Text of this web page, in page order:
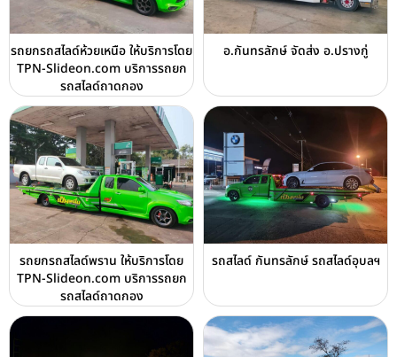
รถยกรถสไลด์ห้วยเหนือ ให้บริการโดย
TPN-Slideon.com บริการรถยก
รถสไลด์ถาดกอง
อ.กันทรลักษ์ จัดส่ง อ.ปรางกู่
รถยกรถสไลด์พราน ให้บริการโดย
TPN-Slideon.com บริการรถยก
รถสไลด์ถาดกอง
รถสไลด์ กันทรลักษ์ รถสไลด์อุบลฯ